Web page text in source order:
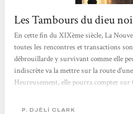
Les Tambours du dieu
En cette fin du XIXème siècle, La
toutes les rencontres et transactions
débrouillarde y survivant comme elle
indiscrète va la mettre sur la route
Heureusement, elle pourra compter
dans Les Tambours du dieu noir tient
P. DJÈLÍ CLARK